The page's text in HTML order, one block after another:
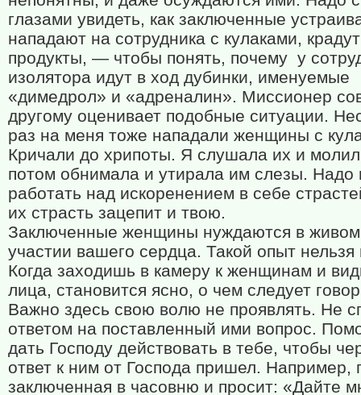
глазами увидеть, как заключенные
нападают на сотрудника с кулаками, крадут
продукты, — чтобы понять, почему у
изолятора идут в ход дубинки, именуемые
«димедрол» и «адреналин». Миссионер
другому оценивает подобные ситуации.
раз на меня тоже нападали женщины с
Кричали до хрипоты. Я слушала их и
потом обнимала и утирала им слезы. Надо
работать над искоренением в себе
их страсть зацепит и твою.
Заключенные женщины нуждаются в
участии вашего сердца. Такой опыт нельзя
Когда заходишь в камеру к женщинам и
лица, становится ясно, о чем следует
Важно здесь свою волю не проявлять. Не
ответом на поставленный ими вопрос.
дать Господу действовать в тебе, чтобы
ответ к ним от Господа пришел. Например,
заключенная в часовню и просит: «Дайте